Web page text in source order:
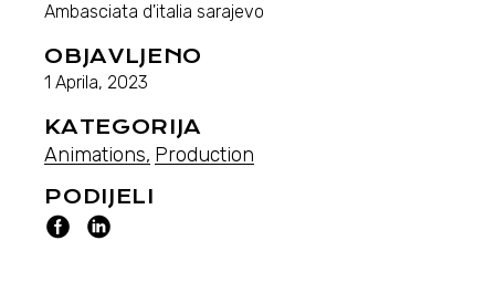
Ambasciata d'italia sarajevo
OBJAVLJENO
1 Aprila, 2023
KATEGORIJA
Animations Production
PODIJELI